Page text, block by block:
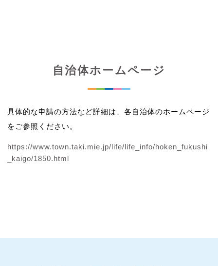
自治体ホームページ
具体的な申請の方法など詳細は、各自治体のホームページ
をご参照ください。
https://www.town.taki.mie.jp/life/life_info/hoken_fukushi
_kaigo/1850.html